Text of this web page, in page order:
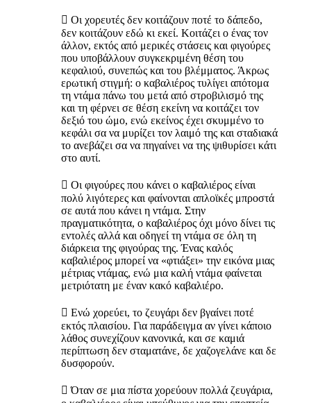
 Οι χορευτές δεν κοιτάζουν ποτέ το δάπεδο,
δεν κοιτάζουν εδώ κι εκεί. Κοιτάζει ο ένας τον
άλλον, εκτός από μερικές στάσεις και φιγούρες
που υποβάλλουν συγκεκριμένη θέση του
κεφαλιού, συνεπώς και του βλέμματος. Άκρως
ερωτική στιγμή: ο καβαλιέρος τυλίγει απότομα
τη ντάμα πάνω του μετά από στροβιλισμό της
και τη φέρνει σε θέση εκείνη να κοιτάζει τον
δεξιό του ώμο, ενώ εκείνος έχει σκυμμένο το
κεφάλι σα να μυρίζει τον λαιμό της και σταδιακά
το ανεβάζει σα να πηγαίνει να της ψιθυρίσει κάτι
στο αυτί.
 Οι φιγούρες που κάνει ο καβαλιέρος είναι
πολύ λιγότερες και φαίνονται απλοϊκές μπροστά
σε αυτά που κάνει η ντάμα. Στην
πραγματικότητα, ο καβαλιέρος όχι μόνο δίνει τις
εντολές αλλά και οδηγεί τη ντάμα σε όλη τη
διάρκεια της φιγούρας της. Ένας καλός
καβαλιέρος μπορεί να «φτιάξει» την εικόνα μιας
μέτριας ντάμας, ενώ μια καλή ντάμα φαίνεται
μετριότατη με έναν κακό καβαλιέρο.
 Ενώ χορεύει, το ζευγάρι δεν βγαίνει ποτέ
εκτός πλαισίου. Για παράδειγμα αν γίνει κάποιο
λάθος συνεχίζουν κανονικά, και σε καμιά
περίπτωση δεν σταματάνε, δε χαζογελάνε και δε
δυσφορούν.
 Όταν σε μια πίστα χορεύουν πολλά ζευγάρια,